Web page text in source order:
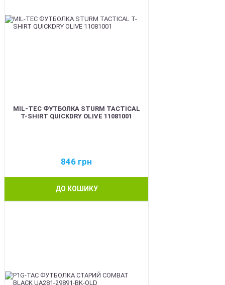
MIL-TEC ФУТБОЛКА STURM TACTICAL
T-SHIRT QUICKDRY OLIVE 11081001
846 грн
ДО КОШИКУ